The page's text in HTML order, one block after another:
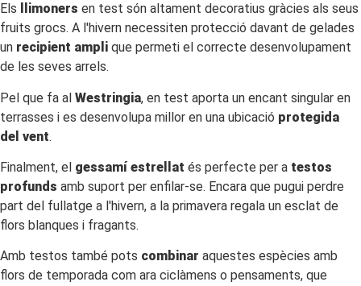
Els llimoners en test són altament decoratius gràcies als seus
fruits grocs. A l'hivern necessiten protecció davant de gelades
un recipient ampli que permeti el correcte desenvolupament
de les seves arrels.
Pel que fa al Westringia, en test aporta un encant singular en
terrasses i es desenvolupa millor en una ubicació protegida
del vent.
Finalment, el gessamí estrellat és perfecte per a testos
profunds amb suport per enfilar-se. Encara que pugui perdre
part del fullatge a l'hivern, a la primavera regala un esclat de
flors blanques i fragants.
Amb testos també pots combinar aquestes espècies amb
flors de temporada com ara ciclàmens o pensaments, que